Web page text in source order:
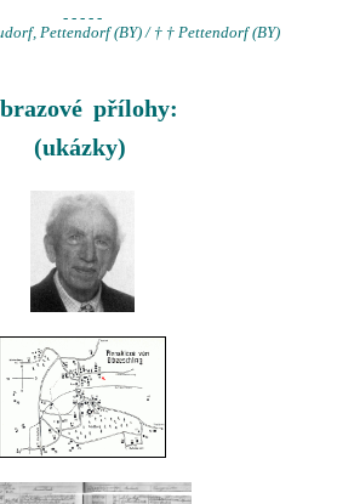
- - - - -
Pettendorf (BY) / † † Pettendorf (BY)
přílohy:
(ukázky)